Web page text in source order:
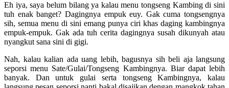
Eh iya, saya belum bilang ya kalau menu tongseng Kambing di sini
tuh enak banget? Dagingnya empuk euy. Gak cuma tongsengnya
sih, semua menu di sini emang punya ciri khas daging kambingnya
empuk-empuk. Gak ada tuh cerita dagingnya susah dikunyah atau
nyangkut sana sini di gigi.
Nah, kalau kalian ada uang lebih, bagusnya sih beli aja langsung
seporsi menu Sate/Gulai/Tongseng Kambingnya. Biar dapat lebih
banyak. Dan untuk gulai serta tongseng Kambingnya, kalau